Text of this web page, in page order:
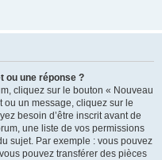
ou une réponse ?
cliquez sur le bouton « Nouveau
un message, cliquez sur le
besoin d’être inscrit avant de
une liste de vos permissions
sujet. Par exemple : vous pouvez
pouvez transférer des pièces